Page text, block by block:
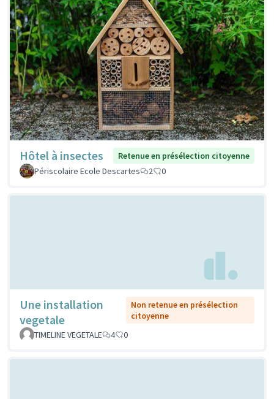
Hôtel à insectes
Retenue en présélection citoyenne
Périscolaire Ecole Descartes
2 0
Une installation
vegetale
Non retenue en présélection
citoyenne
TIMELINE VEGETALE
4 0